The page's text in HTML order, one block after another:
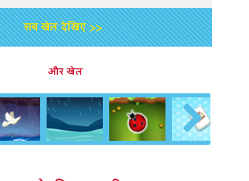
सब खेल देखिए >>
और खेल
Next